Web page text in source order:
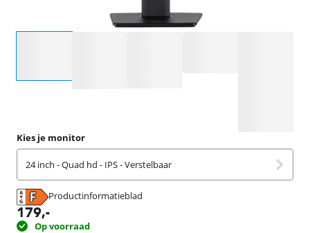
Kies je monitor
24 inch - Quad hd - IPS - Verstelbaar
Productinformatieblad
opent in nieuw tabblad
179,-
Op voorraad